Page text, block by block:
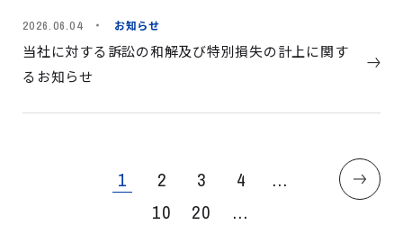
2026.06.04 お知らせ
当社に対する訴訟の和解及び特別損失の計上に関す
るお知らせ
1 2 3 4
...
10
20 ...